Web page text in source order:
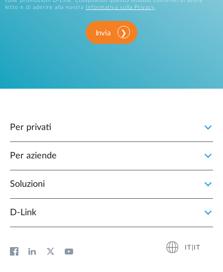
letto e di aderire alla nostra
Informativa sulla Privacy .
Invia
Per privati
Per aziende
Soluzioni
D‑Link